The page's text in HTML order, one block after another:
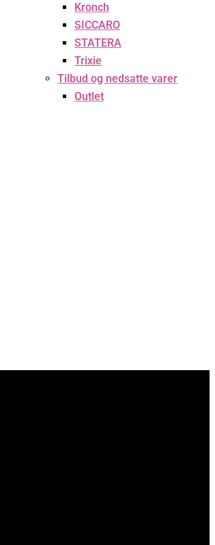
Kronch
SICCARO
STATERA
Trixie
Tilbud og nedsatte varer
Outlet